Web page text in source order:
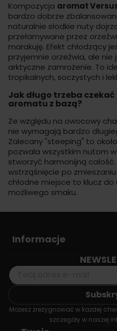
Kompozycja aromat
bardzo dobrze
naturalnie słodkie nuty
przełamywane przez
marakuję. Efekt chłodzący
przyjemnie orzeźwia, ale
arktyczne zamrożenie. To
tropikalnych, soczystych i
Jak długo trzeba
aromatu z bazą?
Ze względu na owocowy
nie wymagają bardzo
Zalecany "steeping" to
pozwala wszystkim nutom w
stworzyć harmonijną całość.
wstrząśnięcie po
chłodne miejsce to klucz
możliwego smaku.
Informacje
Możesz zrezygnować w każdej
szczegóły w naszej